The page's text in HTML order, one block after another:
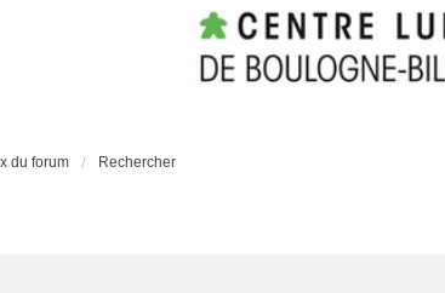
du forum Rechercher